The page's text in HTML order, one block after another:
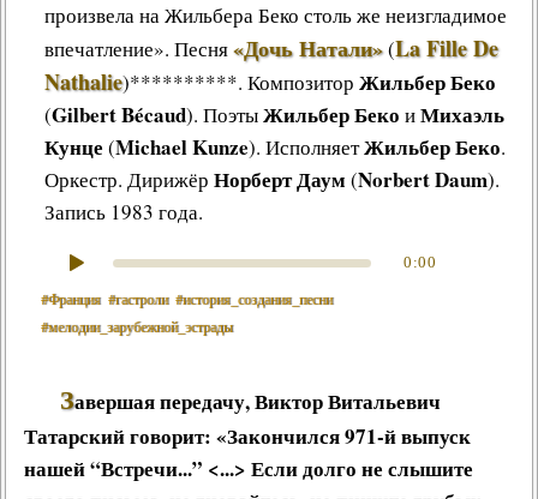
произвела на Жильбера Беко столь же неизгладимое
впечатление». Песня«Дочь Натали»(La Fille De
Nathalie)**********. Композитор Жильбер Беко
(Gilbert Bécaud). ПоэтыЖильбер Беко иМихаэль
Кунце (Michael Kunze). ИсполняетЖильбер Беко.
Оркестр. Дирижёр Норберт Даум (Norbert Daum).
Запись 1983 года.
0:00
#Франция #гастроли #история_создания_песни
#мелодии_зарубежной_эстрады
Завершая передачу,Виктор Витальевич
Татарскийговорит: «Закончился 971-й выпуск
нашей “Встречи...” <...> Если долго не слышите